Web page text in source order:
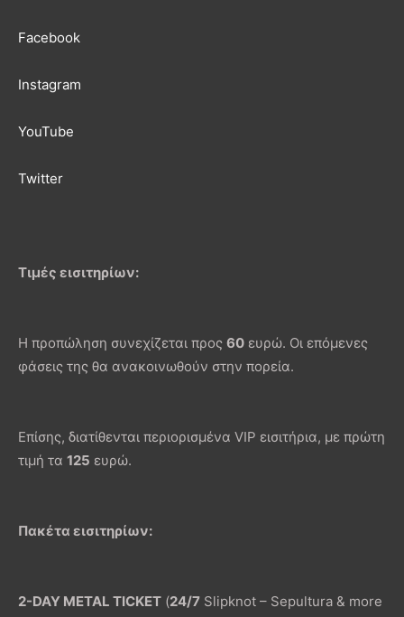
Facebook
Instagram
YouTube
Twitter
Τιμές εισιτηρίων:
Η προπώληση συνεχίζεται προς 60 ευρώ. Οι επόμενες
φάσεις της θα ανακοινωθούν στην πορεία.
Επίσης, διατίθενται περιορισμένα VIP εισιτήρια, με πρώτη
τιμή τα 125 ευρώ.
Πακέτα εισιτηρίων:
2-DAY METAL TICKET (24/7 Slipknot – Sepultura & more